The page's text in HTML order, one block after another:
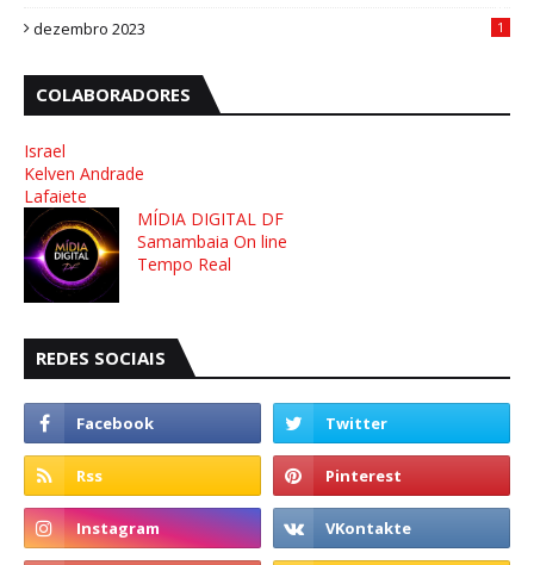
dezembro 2023 1
COLABORADORES
Israel
Kelven Andrade
Lafaiete
MÍDIA DIGITAL DF
Samambaia On line
Tempo Real
REDES SOCIAIS